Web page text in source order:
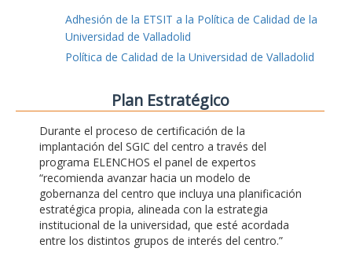
Adhesión de la ETSIT a la Política de Calidad de la
Universidad de Valladolid
Política de Calidad de la Universidad de Valladolid
Plan Estratégico
Durante el proceso de certificación de la
implantación del SGIC del centro a través del
programa ELENCHOS el panel de expertos
“recomienda avanzar hacia un modelo de
gobernanza del centro que incluya una planificación
estratégica propia, alineada con la estrategia
institucional de la universidad, que esté acordada
entre los distintos grupos de interés del centro.”